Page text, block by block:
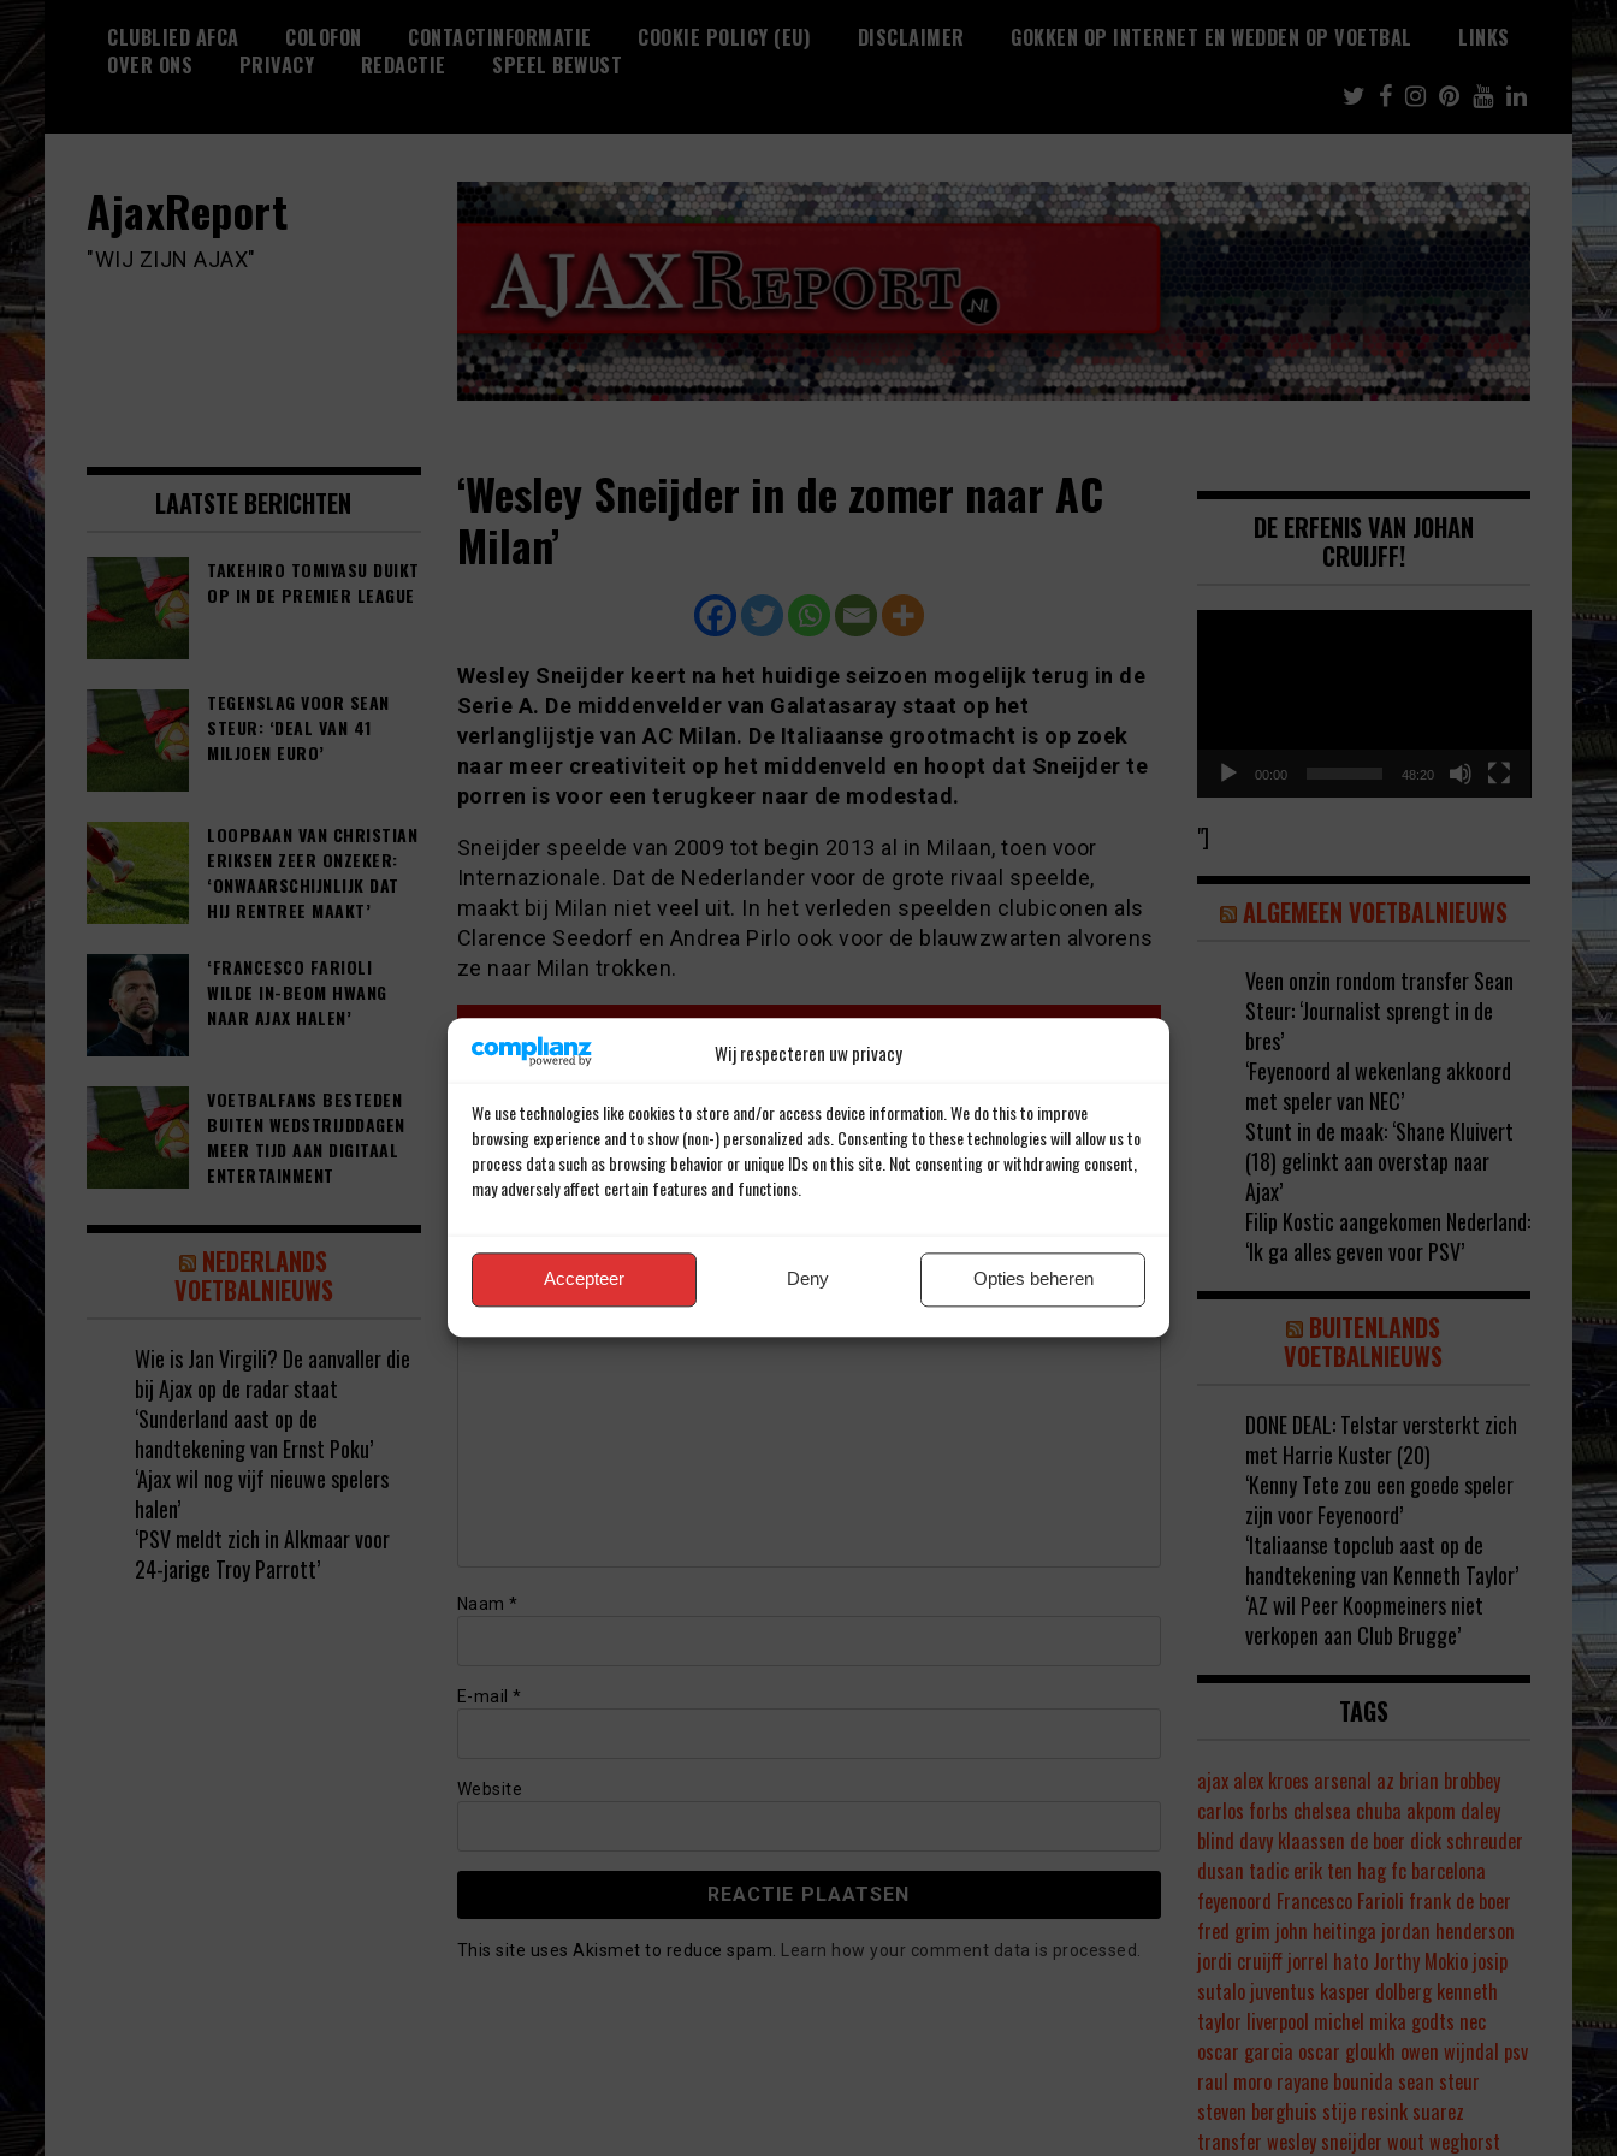
Wij respecteren uw privacy
We use technologies like cookies to store and/or access device information. We do this to improve
browsing experience and to show (non-) personalized ads. Consenting to these technologies will allow us to
process data such as browsing behavior or unique IDs on this site. Not consenting or withdrawing consent,
may adversely affect certain features and functions.
Accepteer Deny Opties beheren
to
CLUBLIED AFCA COLOFON CONTACTINFORMATIE COOKIE POLICY (EU) DISCLAIMER GOKKEN OP INTERNET EN WEDDEN OP VOETBAL
LINKS
OVER ONS
PRIVACY REDACTIE SPEEL BEWUST
AjaxReport
"WIJ ZIJN AJAX"
‘Wesley Sneijder in de zomer naar AC
Milan’
Wesley Sneijder keert na het huidige seizoen mogelijk terug in de
Serie A. De middenvelder van Galatasaray staat op het
verlanglijstje van AC Milan. De Italiaanse grootmacht is op zoek
naar meer creativiteit op het middenveld en hoopt dat Sneijder te
porren is voor een terugkeer naar de modestad.
Sneijder speelde van 2009 tot begin 2013 al in Milaan, toen voor
Internazionale. Dat de Nederlander voor de grote rivaal speelde,
maakt bij Milan niet veel uit. In het verleden speelden clubiconen als
Clarence Seedorf en Andrea Pirlo ook voor de blauwzwarten alvorens
ze naar Milan trokken.
Geachreven door JC
Jouw e-mailadres wordt niet gepubliceerd. Verplichte velden zijn gemarkeerd met
Reactie*
Naam *
E-mail *
Website
This site uses Akismet to reduce spam. Learn how your comment data is processed.
LAATSTE BERICHTEN
TAKEHIRO TOMIYASU DUIKT
OP IN DE PREMIER LEAGUE
TEGENSLAG VOOR SEAN
STEUR: ‘DEAL VAN 41
MILJOEN EURO’
LOOPBAAN VAN CHRISTIAN
ERIKSEN ZEER ONZEKER:
‘ONWAARSCHIJNLIJK DAT
HIJ RENTREE MAAKT’
‘FRANCESCO FARIOLI
WILDE IN-BEOM HWANG
NAAR AJAX HALEN’
VOETBALFANS BESTEDEN
BUITEN WEDSTRIJDDAGEN
MEER TIJD AAN DIGITAAL
ENTERTAINMENT
NEDERLANDS
VOETBALNIEUWS
Wie is Jan Virgili? De aanvaller die
bij Ajax op de radar staat
‘Sunderland aast op de
handtekening van Ernst Poku’
‘Ajax wil nog vijf nieuwe spelers
halen’
‘PSV meldt zich in Alkmaar voor
24-jarige Troy Parrott’
DE ERFENIS VAN JOHAN
CRUIJFF!
00:00 48:20
"]
ALGEMEEN VOETBALNIEUWS
Veen onzin rondom transfer Sean
Steur: ‘Journalist sprengt in de
bres’
‘Feyenoord al wekenlang akkoord
met speler van NEC’
Stunt in de maak: ‘Shane Kluivert
(18) gelinkt aan overstap naar
Ajax’
Filip Kostic aangekomen Nederland:
‘Ik ga alles geven voor PSV’
BUITENLANDS
VOETBALNIEUWS
DONE DEAL: Telstar versterkt zich
met Harrie Kuster (20)
‘Kenny Tete zou een goede speler
zijn voor Feyenoord’
‘Italiaanse topclub aast op de
handtekening van Kenneth Taylor’
‘AZ wil Peer Koopmeiners niet
verkopen aan Club Brugge’
TAGS
ajax alex kroes arsenal az brian brobbey
carlos forbs chelsea chuba akpom daley
blind davy klaassen de boer dick schreuder
dusan tadic erik ten hag fc barcelona
feyenoord Francesco Farioli frank de boer
fred grim john heitinga jordan henderson
jordi cruijff jorrel hato Jorthy Mokio josip
sutalo juventus kasper dolberg kenneth
taylor liverpool michel mika godts nec
oscar garcia oscar gloukh owen wijndal psv
raul moro rayane bounida sean steur
steven berghuis stije resink suarez
transfer wesley sneijder wout weghorst